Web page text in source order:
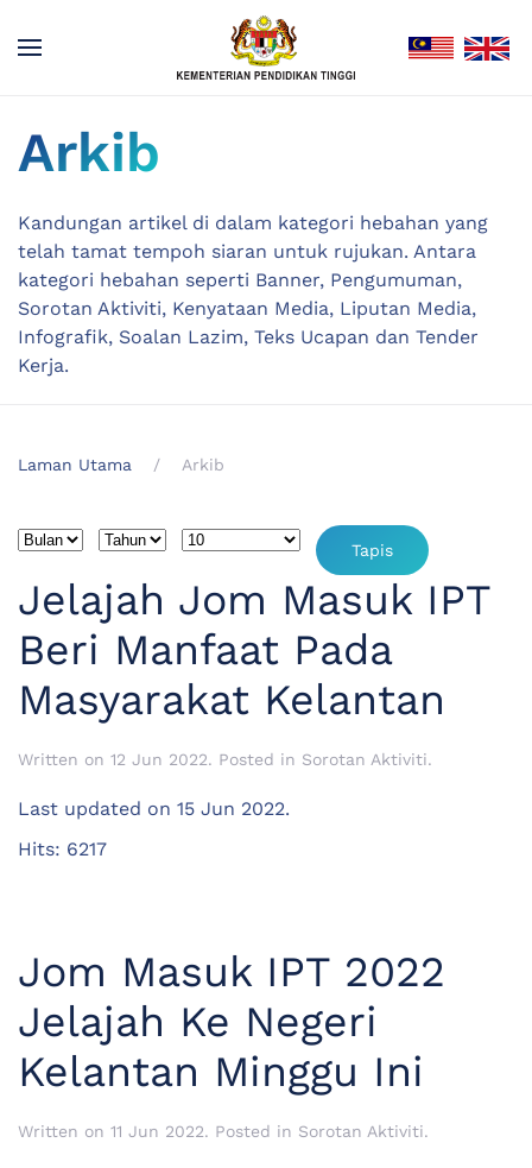
Arkib
Kandungan artikel di dalam kategori hebahan yang
telah tamat tempoh siaran untuk rujukan. Antara
kategori hebahan seperti Banner, Pengumuman,
Sorotan Aktiviti, Kenyataan Media, Liputan Media,
Infografik, Soalan Lazim, Teks Ucapan dan Tender
Kerja.
Laman Utama Arkib
Penapis
Bulan Tahun Papar #
Tapis
Jelajah Jom Masuk IPT
Beri Manfaat Pada
Masyarakat Kelantan
Written on 12 Jun 2022. Posted in Sorotan Aktiviti.
Last updated on 15 Jun 2022.
Hits: 6217
Jom Masuk IPT 2022
Jelajah Ke Negeri
Kelantan Minggu Ini
Written on 11 Jun 2022. Posted in Sorotan Aktiviti.